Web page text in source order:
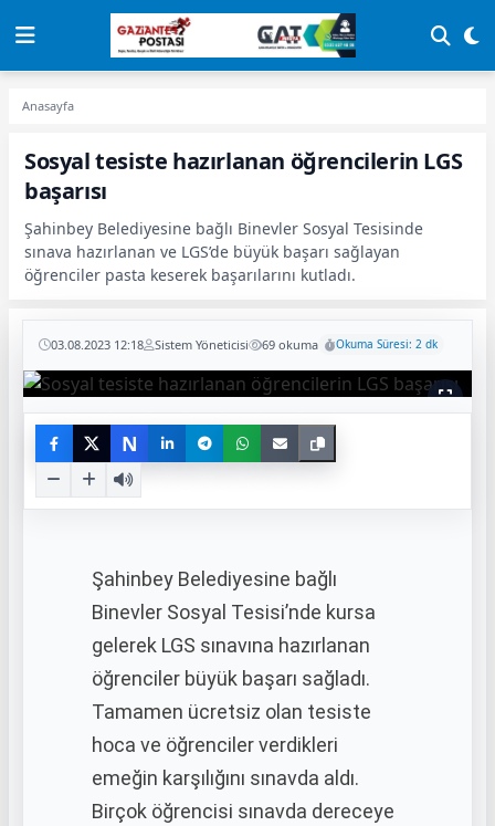
Anasayfa
Sosyal tesiste hazırlanan öğrencilerin LGS
başarısı
Şahinbey Belediyesine bağlı Binevler Sosyal Tesisinde
sınava hazırlanan ve LGS’de büyük başarı sağlayan
öğrenciler pasta keserek başarılarını kutladı.
03.08.2023 12:18 Sistem Yöneticisi 69 okuma Okuma Süresi: 2 dk
N
Şahinbey Belediyesine bağlı
Binevler Sosyal Tesisi’nde kursa
gelerek LGS sınavına hazırlanan
öğrenciler büyük başarı sağladı.
Tamamen ücretsiz olan tesiste
hoca ve öğrenciler verdikleri
emeğin karşılığını sınavda aldı.
Birçok öğrencisi sınavda dereceye